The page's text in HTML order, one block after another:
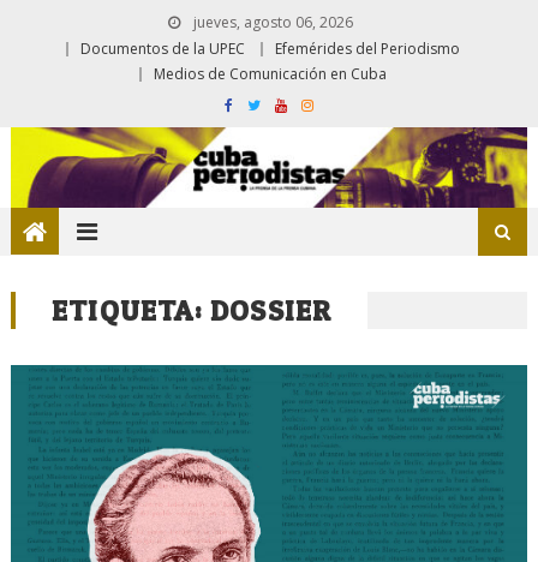
jueves, agosto 06, 2026
Documentos de la UPEC
Efemérides del Periodismo
Medios de Comunicación en Cuba
ETIQUETA: DOSSIER